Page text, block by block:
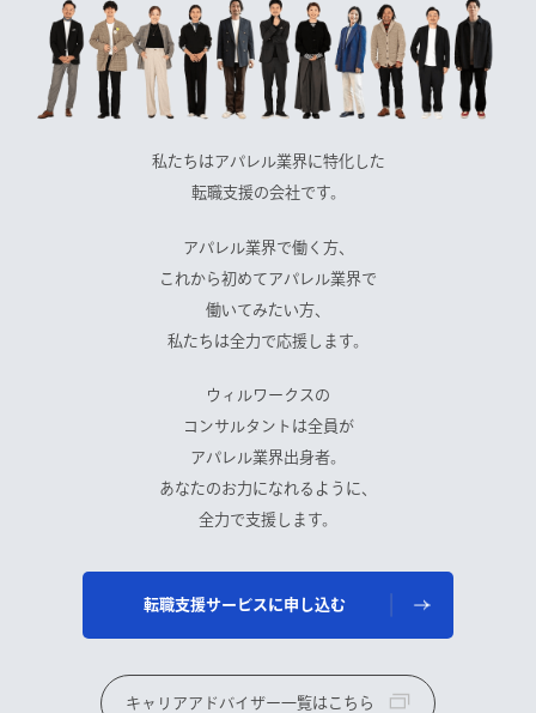
私たちはアパレル業界に特化した
転職支援の会社です。
アパレル業界で働く方、
これから初めてアパレル業界で
働いてみたい方、
私たちは全力で応援します。
ウィルワークスの
コンサルタントは全員が
アパレル業界出身者。
あなたのお力になれるように、
全力で支援します。
転職支援サービスに申し込む
キャリアアドバイザー一覧はこちら